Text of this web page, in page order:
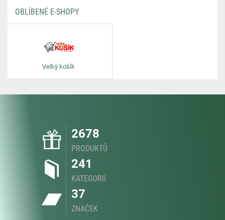
OBLÍBENÉ E-SHOPY
Velký košík
2678
PRODUKTŮ
241
KATEGORIÍ
37
ZNAČEK